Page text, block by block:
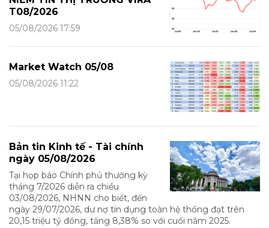
T08/2026
05/08/2026 17:59
Market Watch 05/08
05/08/2026 11:22
Bản tin Kinh tế - Tài chính
ngày 05/08/2026
Tại họp báo Chính phủ thường kỳ
tháng 7/2026 diễn ra chiều
03/08/2026, NHNN cho biết, đến
ngày 29/07/2026, dư nợ tín dụng toàn hệ thống đạt trên
20,15 triệu tỷ đồng, tăng 8,38% so với cuối năm 2025.